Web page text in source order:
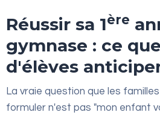
Réussir sa 1ère
gymnase : ce
d'élèves
La vraie question que les
formuler n'est pas "mon enfant